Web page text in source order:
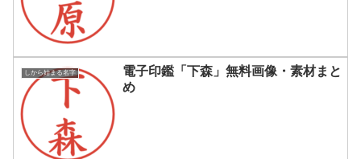
しから始まる名字
電子印鑑「下森」無料画像・素材まと
め